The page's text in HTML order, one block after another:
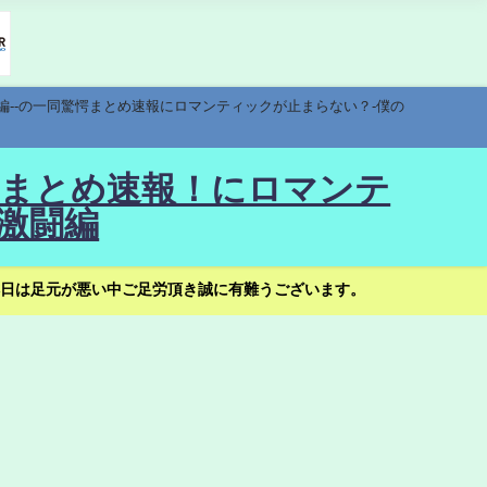
の一同驚愕まとめ速報にロマンティックが止まらない？-僕の
とめ速報！にロマンテ
闘編
足元が悪い中ご足労頂き誠に有難うございます。